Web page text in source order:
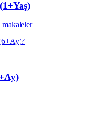
makaleler